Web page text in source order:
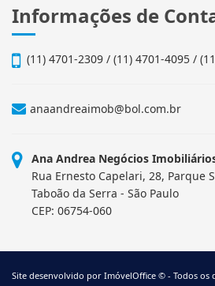
CRECI: 56.062
anaandreaimob@bol.com.br
Rua Ernesto Capelari, 28, Parque
Taboão da Serra - São Paulo